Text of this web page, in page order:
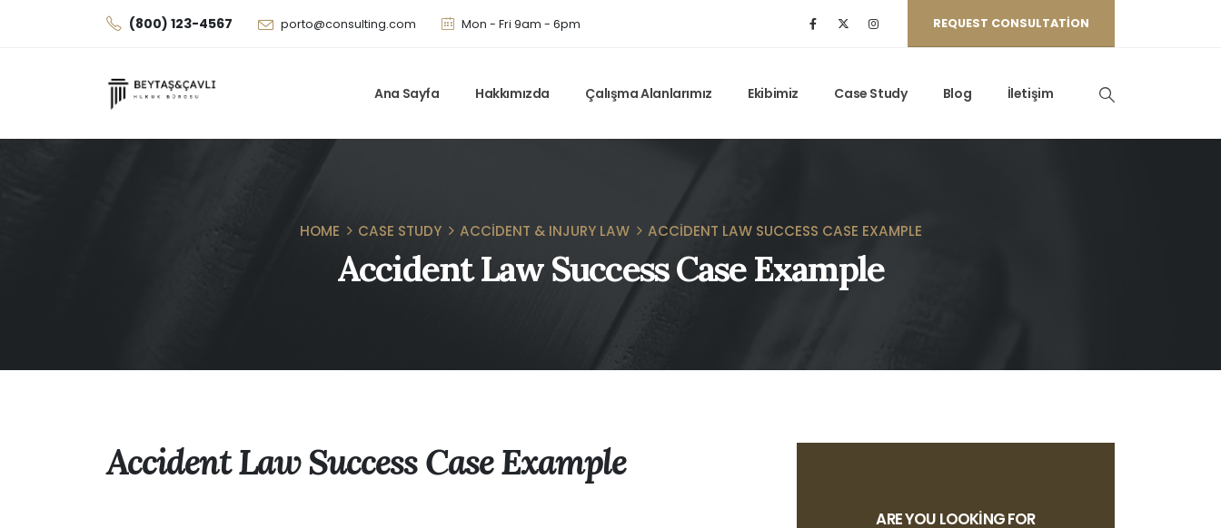
(800) 123-4567 porto@consulting.com Mon - Fri 9am - 6pm REQUEST CONSULTATION
Ana Sayfa Hakkımızda Çalışma Alanlarımız Ekibimiz Case Study Blog İletişim
HOME CASE STUDY ACCIDENT & INJURY LAW ACCIDENT LAW SUCCESS CASE EXAMPLE
Accident Law Success Case Example
Accident Law Success Case Example
ARE YOU LOOKING FOR